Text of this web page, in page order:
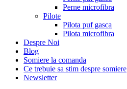
Perne microfibra
Pilote
Pilota puf gasca
Pilota microfibra
Despre Noi
Blog
Somiere la comanda
Ce trebuie sa stim despre somiere
Newsletter